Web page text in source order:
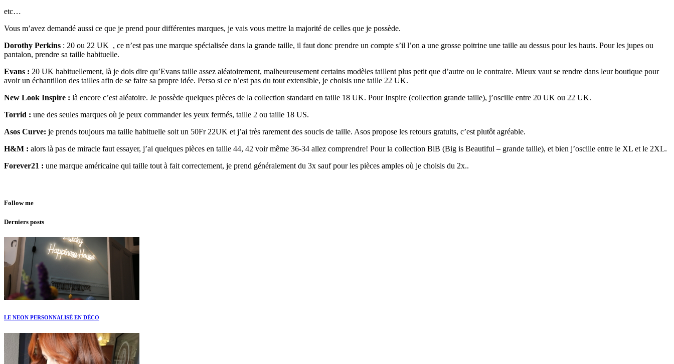
etc…
Vous m’avez demandé aussi ce que je prend pour différentes marques, je vais vous mettre la majorité de celles que je possède.
Dorothy Perkins : 20 ou 22 UK , ce n’est pas une marque spécialisée dans la grande taille, il faut donc prendre un compte s’il l’on a une grosse poitrine une taille au dessus pour les hauts. Pour les jupes ou
pantalon, prendre sa taille habituelle.
Evans : 20 UK habituellement, là je dois dire qu’Evans taille assez aléatoirement, malheureusement certains modèles taillent plus petit que d’autre ou le contraire. Mieux vaut se rendre dans leur boutique pour
avoir un échantillon des tailles afin de se faire sa propre idée. Perso si ce n’est pas du tout extensible, je choisis une taille 22 UK.
New Look Inspire : là encore c’est aléatoire. Je possède quelques pièces de la collection standard en taille 18 UK. Pour Inspire (collection grande taille), j’oscille entre 20 UK ou 22 UK.
Torrid : une des seules marques où je peux commander les yeux fermés, taille 2 ou taille 18 US.
Asos Curve: je prends toujours ma taille habituelle soit un 50Fr 22UK et j’ai très rarement des soucis de taille. Asos propose les retours gratuits, c’est plutôt agréable.
H&M : alors là pas de miracle faut essayer, j’ai quelques pièces en taille 44, 42 voir même 36-34 allez comprendre! Pour la collection BiB (Big is Beautiful – grande taille), et bien j’oscille entre le XL et le 2XL.
Forever21 : une marque américaine qui taille tout à fait correctement, je prend généralement du 3x sauf pour les pièces amples où je choisis du 2x..
Follow me
Derniers posts
LE NEON PERSONNALISÉ EN DÉCO